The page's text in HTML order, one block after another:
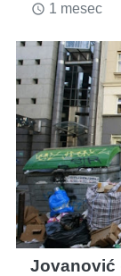
access_time 1 mesec
Jovanović